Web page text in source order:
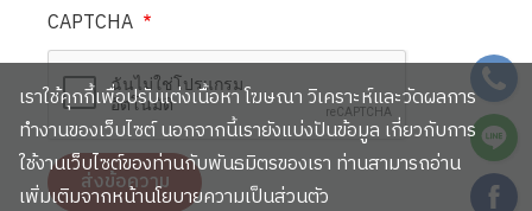
CAPTCHA
เราใช้คุกกี้เพื่อปรับแต่งเนื้อหา โฆษณา วิเคราะห์และวัดผลการ
ทำงานของเว็บไซต์ นอกจากนี้เรายังแบ่งปันข้อมูล เกี่ยวกับการ
ใช้งานเว็บไซต์ของท่านกับพันธมิตรของเรา ท่านสามารถอ่าน
เพิ่มเติมจากหน้านโยบายความเป็นส่วนตัว
SVG
SVG
SVG